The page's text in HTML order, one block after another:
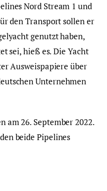
Nord Stream 1 und
den Transport sollen er
genutzt haben,
sei, hieß es. Die Yacht
Ausweispapiere über
Unternehmen
am 26. September 2022.
beide Pipelines